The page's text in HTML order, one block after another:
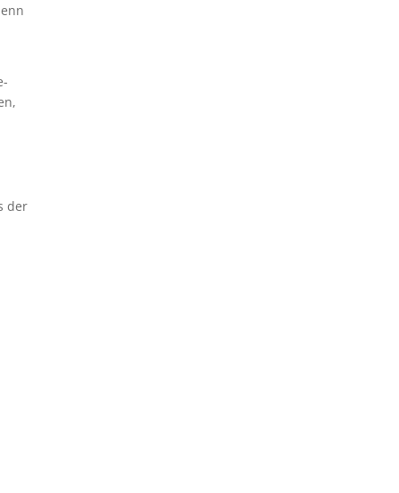
der